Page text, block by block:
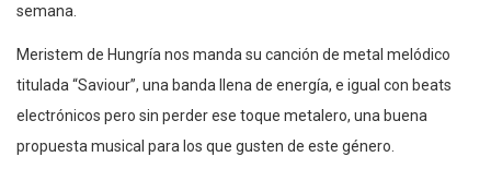
semana.
Meristem de Hungría nos manda su canción de metal melódico
titulada “Saviour”, una banda llena de energía, e igual con beats
electrónicos pero sin perder ese toque metalero, una buena
propuesta musical para los que gusten de este género.